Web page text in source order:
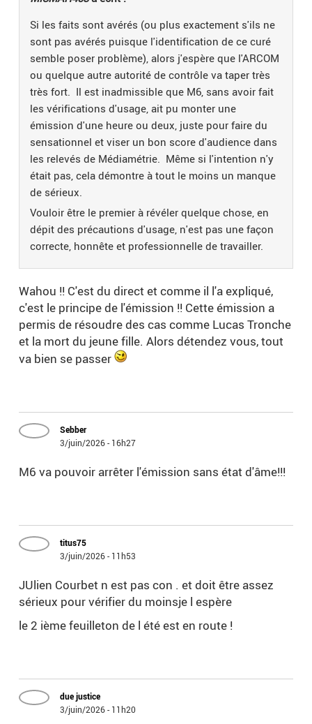
Si les faits sont avérés (ou plus exactement s'ils ne
sont pas avérés puisque l'identification de ce curé
semble poser problème), alors j'espère que l'ARCOM
ou quelque autre autorité de contrôle va taper très
très fort. Il est inadmissible que M6, sans avoir fait
les vérifications d'usage, ait pu monter une
émission d'une heure ou deux, juste pour faire du
sensationnel et viser un bon score d'audience dans
les relevés de Médiamétrie. Même si l'intention n'y
était pas, cela démontre à tout le moins un manque
de sérieux.
Vouloir être le premier à révéler quelque chose, en
dépit des précautions d'usage, n'est pas une façon
correcte, honnête et professionnelle de travailler.
Wahou !! C'est du direct et comme il l'a expliqué,
c'est le principe de l'émission !! Cette émission a
permis de résoudre des cas comme Lucas Tronche
et la mort du jeune fille. Alors détendez vous, tout
va bien se passer
Sebber
3/juin/2026 - 16h27
M6 va pouvoir arrêter l'émission sans état d'âme!!!
titus75
3/juin/2026 - 11h53
JUlien Courbet n est pas con . et doit être assez
sérieux pour vérifier du moinsje l espère
le 2 ième feuilleton de l été est en route !
due justice
3/juin/2026 - 11h20